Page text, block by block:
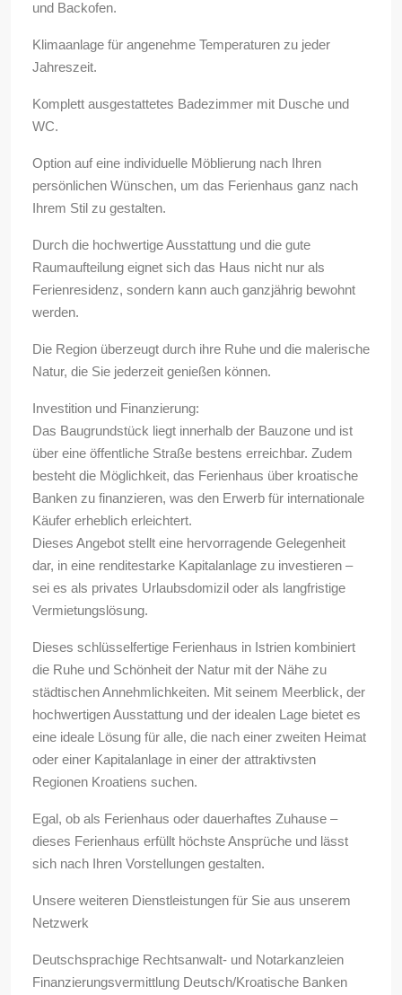
und Backofen.
Klimaanlage für angenehme Temperaturen zu jeder
Jahreszeit.
Komplett ausgestattetes Badezimmer mit Dusche und
WC.
Option auf eine individuelle Möblierung nach Ihren
persönlichen Wünschen, um das Ferienhaus ganz nach
Ihrem Stil zu gestalten.
Durch die hochwertige Ausstattung und die gute
Raumaufteilung eignet sich das Haus nicht nur als
Ferienresidenz, sondern kann auch ganzjährig bewohnt
werden.
Die Region überzeugt durch ihre Ruhe und die malerische
Natur, die Sie jederzeit genießen können.
Investition und Finanzierung:
Das Baugrundstück liegt innerhalb der Bauzone und ist
über eine öffentliche Straße bestens erreichbar. Zudem
besteht die Möglichkeit, das Ferienhaus über kroatische
Banken zu finanzieren, was den Erwerb für internationale
Käufer erheblich erleichtert.
Dieses Angebot stellt eine hervorragende Gelegenheit
dar, in eine renditestarke Kapitalanlage zu investieren –
sei es als privates Urlaubsdomizil oder als langfristige
Vermietungslösung.
Dieses schlüsselfertige Ferienhaus in Istrien kombiniert
die Ruhe und Schönheit der Natur mit der Nähe zu
städtischen Annehmlichkeiten. Mit seinem Meerblick, der
hochwertigen Ausstattung und der idealen Lage bietet es
eine ideale Lösung für alle, die nach einer zweiten Heimat
oder einer Kapitalanlage in einer der attraktivsten
Regionen Kroatiens suchen.
Egal, ob als Ferienhaus oder dauerhaftes Zuhause –
dieses Ferienhaus erfüllt höchste Ansprüche und lässt
sich nach Ihren Vorstellungen gestalten.
Unsere weiteren Dienstleistungen für Sie aus unserem
Netzwerk
Deutschsprachige Rechtsanwalt- und Notarkanzleien
Finanzierungsvermittlung Deutsch/Kroatische Banken